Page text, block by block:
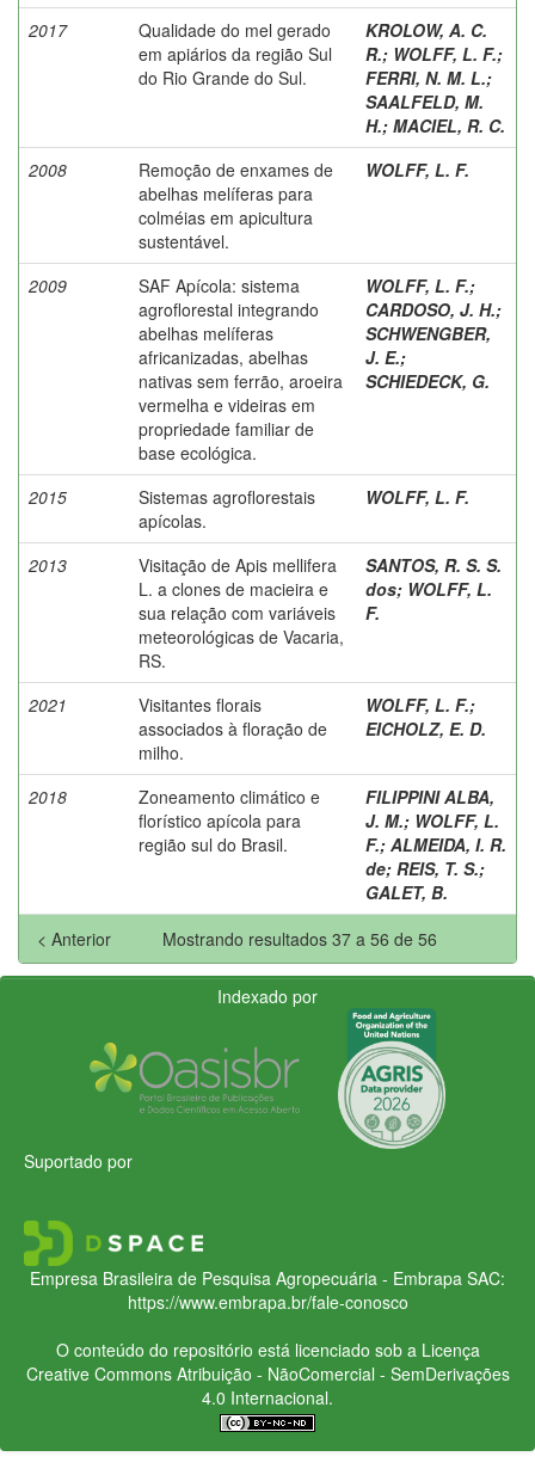
2017
Qualidade do mel gerado
em apiários da região Sul
do Rio Grande do Sul.
KROLOW, A. C.
R.; WOLFF, L. F.;
FERRI, N. M. L.;
SAALFELD, M.
H.; MACIEL, R. C.
2008
Remoção de enxames de
abelhas melíferas para
colméias em apicultura
sustentável.
WOLFF, L. F.
2009
SAF Apícola: sistema
agroflorestal integrando
abelhas melíferas
africanizadas, abelhas
nativas sem ferrão, aroeira
vermelha e videiras em
propriedade familiar de
base ecológica.
WOLFF, L. F.;
CARDOSO, J. H.;
SCHWENGBER,
J. E.;
SCHIEDECK, G.
2015
Sistemas agroflorestais
apícolas.
WOLFF, L. F.
2013
Visitação de Apis mellifera
L. a clones de macieira e
sua relação com variáveis
meteorológicas de Vacaria,
RS.
SANTOS, R. S. S.
dos; WOLFF, L.
F.
2021
Visitantes florais
associados à floração de
milho.
WOLFF, L. F.;
EICHOLZ, E. D.
2018
Zoneamento climático e
florístico apícola para
região sul do Brasil.
FILIPPINI ALBA,
J. M.; WOLFF, L.
F.; ALMEIDA, I. R.
de; REIS, T. S.;
GALET, B.
Mostrando resultados 37 a 56 de 56
< Anterior
Indexado por
Suportado por
Empresa Brasileira de Pesquisa Agropecuária - Embrapa SAC:
https://www.embrapa.br/fale-conosco
O conteúdo do repositório está licenciado sob a Licença
Creative CommonsAtribuição - NãoComercial - SemDerivações
4.0 Internacional.